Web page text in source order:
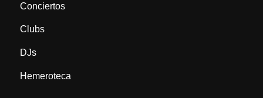
Conciertos
Clubs
DJs
Hemeroteca